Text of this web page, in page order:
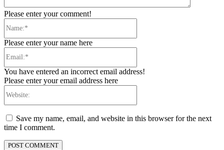
Please enter your comment!
Please enter your name here
You have entered an incorrect email address!
Please enter your email address here
Save my name, email, and website in this browser for the next
time I comment.